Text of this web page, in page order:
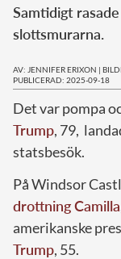
Samtidigt
slottsmurarna.
AV: JENNIFER ERIXON |
PUBLICERAD: 2025-09-18
Det var pompa
Trump, 79,
statsbesök.
På Windsor
drottning Camilla
amerikanske
Trump, 55.